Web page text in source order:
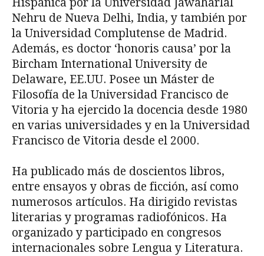
Hispánica por la Universidad Jawaharlal
Nehru de Nueva Delhi, India, y también por
la Universidad Complutense de Madrid.
Además, es doctor ‘honoris causa’ por la
Bircham International University de
Delaware, EE.UU. Posee un Máster de
Filosofía de la Universidad Francisco de
Vitoria y ha ejercido la docencia desde 1980
en varias universidades y en la Universidad
Francisco de Vitoria desde el 2000.
Ha publicado más de doscientos libros,
entre ensayos y obras de ficción, así como
numerosos artículos. Ha dirigido revistas
literarias y programas radiofónicos. Ha
organizado y participado en congresos
internacionales sobre Lengua y Literatura.